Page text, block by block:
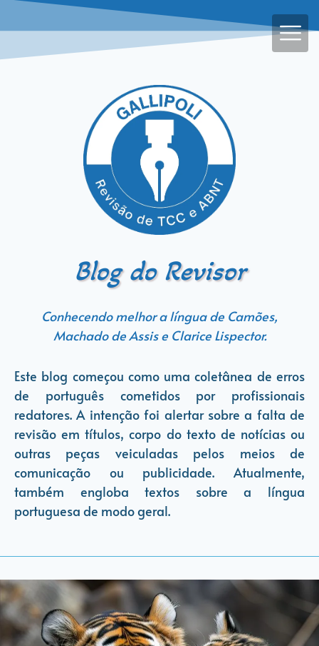
Blog do Revisor
Conhecendo melhor a língua de Camões,
Machado de Assis e Clarice Lispector.
Este blog começou como uma coletânea de erros
de português cometidos por profissionais
redatores. A intenção foi alertar sobre a falta de
revisão em títulos, corpo do texto de notícias ou
outras peças veiculadas pelos meios de
comunicação ou publicidade. Atualmente,
também engloba textos sobre a língua
portuguesa de modo geral.